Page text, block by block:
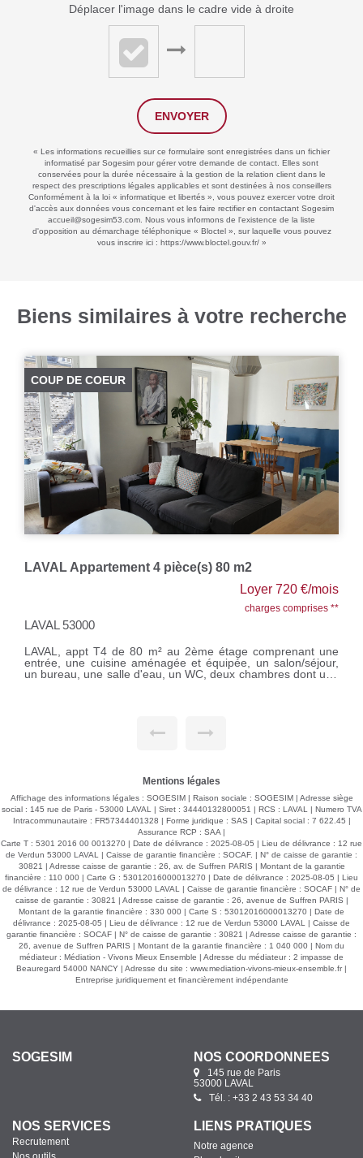
Déplacer l'image dans le cadre vide à droite
ENVOYER
« Les informations recueillies sur ce formulaire sont enregistrées dans un fichier
informatisé par Sogesim pour gérer votre demande de contact. Elles sont
conservées pour la durée nécessaire à la gestion de la relation client dans le
respect des prescriptions légales applicables et sont destinées à nos conseillers
Conformément à la loi « informatique et libertés », vous pouvez exercer votre droit
d'accès aux données vous concernant et les faire rectifier en contactant Sogesim
accueil@sogesim53.com. Nous vous informons de l'existence de la liste
d'opposition au démarchage téléphonique « Bloctel », sur laquelle vous pouvez
vous inscrire ici : https://www.bloctel.gouv.fr/»
Biens similaires à votre recherche
LAVAL appartement T3 en duplex
Loyer 470 €/mois
charges comprises **
LAVAL 53000
Laval, appartement T3 de 44.80m² au 1er étage en duplex
comprenant au RDC : séjour/salon avec coin cuisine, une
salle de bains avec WC et à l'étage un palier desservant 2
transmettre votre dossier par mail.
Mentions légales
Affichage des informations légales : SOGESIM | Raison sociale : SOGESIM | Adresse siège
social : 145 rue de Paris - 53000 LAVAL | Siret : 34440132800051 | RCS : LAVAL | Numero TVA
Intracommunautaire : FR57344401328 | Forme juridique : SAS | Capital social : 7 622.45 |
Assurance RCP : SAA |
Carte T : 5301 2016 00 0013270 | Date de délivrance : 2025-08-05 | Lieu de délivrance : 12 rue
de Verdun 53000 LAVAL | Caisse de garantie financière : SOCAF. | N° de caisse de garantie :
30821 | Adresse caisse de garantie : 26, av. de Suffren PARIS | Montant de la garantie
financière : 110 000 | Carte G : 53012016000013270 | Date de délivrance : 2025-08-05 | Lieu
de délivrance : 12 rue de Verdun 53000 LAVAL | Caisse de garantie financière : SOCAF | N° de
caisse de garantie : 30821 | Adresse caisse de garantie : 26, avenue de Suffren PARIS |
Montant de la garantie financière : 330 000 | Carte S : 53012016000013270 | Date de
délivrance : 2025-08-05 | Lieu de délivrance : 12 rue de Verdun 53000 LAVAL | Caisse de
garantie financière : SOCAF | N° de caisse de garantie : 30821 | Adresse caisse de garantie :
26, avenue de Suffren PARIS | Montant de la garantie financière : 1 040 000 | Nom du
médiateur : Médiation - Vivons Mieux Ensemble | Adresse du médiateur : 2 impasse de
Beauregard 54000 NANCY | Adresse du site : www.mediation-vivons-mieux-ensemble.fr|
Entreprise juridiquement et financièrement indépendante
SOGESIM NOS COORDONNÉES
145 rue de Paris
53000 LAVAL
Tél. : +33 2 43 53 34 40
NOS SERVICES
Recrutement
LIENS PRATIQUES
Notre agence